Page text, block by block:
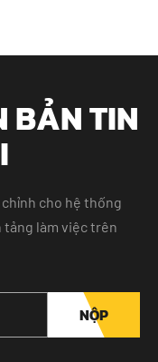
BẢN TIN
cho hệ thống
làm việc trên
NỘP